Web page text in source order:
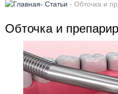
- Статьи - Обточка и
Обточка и